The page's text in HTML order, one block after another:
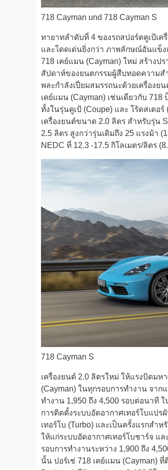
718 Cayman und 718 Cayman S
ทายาทลำดับที่ 4 ของรถสปอร์ตคูเป้เ
และโดดเด่นยิ่งกว่า ภาพลักษณ์อันแข็ง
718 เคย์แมน (Cayman) ใหม่ สร้างป
สัปดาห์ของยนตกรรมผู้สืบทอดความส
พละกำลังเปี่ยมสมรรถนะด้วยเครื่องย
เคย์แมน (Cayman) เช่นเดียวกับ
ทั้งในรุ่นคูเป้ (Coupe) และ โร้ดสเตอ
เครื่องยนต์ขนาด 2.0 ลิตร สำหรับรุ่น
2.5 ลิตร สูงกว่ารุ่นเดิมถึง 25 แรงม้า
NEDC ที่ 12.3 -17.5 กิโลเมตร/ลิตร
718 Cayman S
เครื่องยนต์ 2.0 ลิตรใหม่ ให้แรงบิดมห
(Cayman) ในทุกรอบการทำงาน จาก
ทำงาน 1,950 ถึง 4,500 รอบต่อนาที
การติดตั้งระบบอัดอากาศเทอร์โบแปร
เทอร์โบ (Turbo) และเป็นครั้งแรกสำ
ให้แก่ระบบอัดอากาศเทอร์โบชาร์จ แ
รอบการทำงานระหว่าง 1,900 ถึง
นั้น ปอร์เช่ 718 เคย์แมน (Cayman)